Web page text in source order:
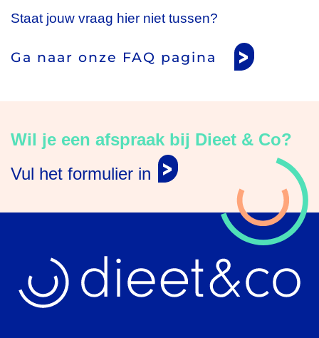
Jeugdgezondheidszorg Anna Paulowna
Podocentrum Hielkje
Staat jouw vraag hier niet tussen?
Ga naar onze FAQ pagina
Wil je een afspraak bij Dieet & Co?
Vul het formulier in